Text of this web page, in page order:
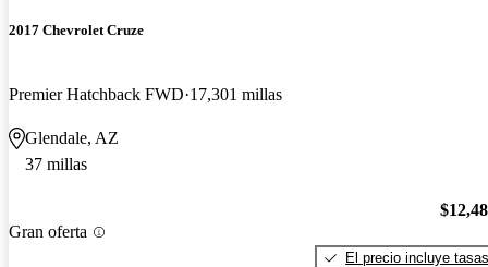
2017 Chevrolet Cruze
Premier Hatchback FWD 17,301 millas
Glendale, AZ
37 millas
Gran oferta
El precio incluye tasas